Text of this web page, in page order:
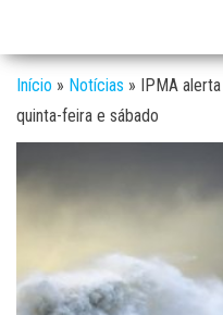
Início » Notícias » IPMA
quinta-feira e sábado